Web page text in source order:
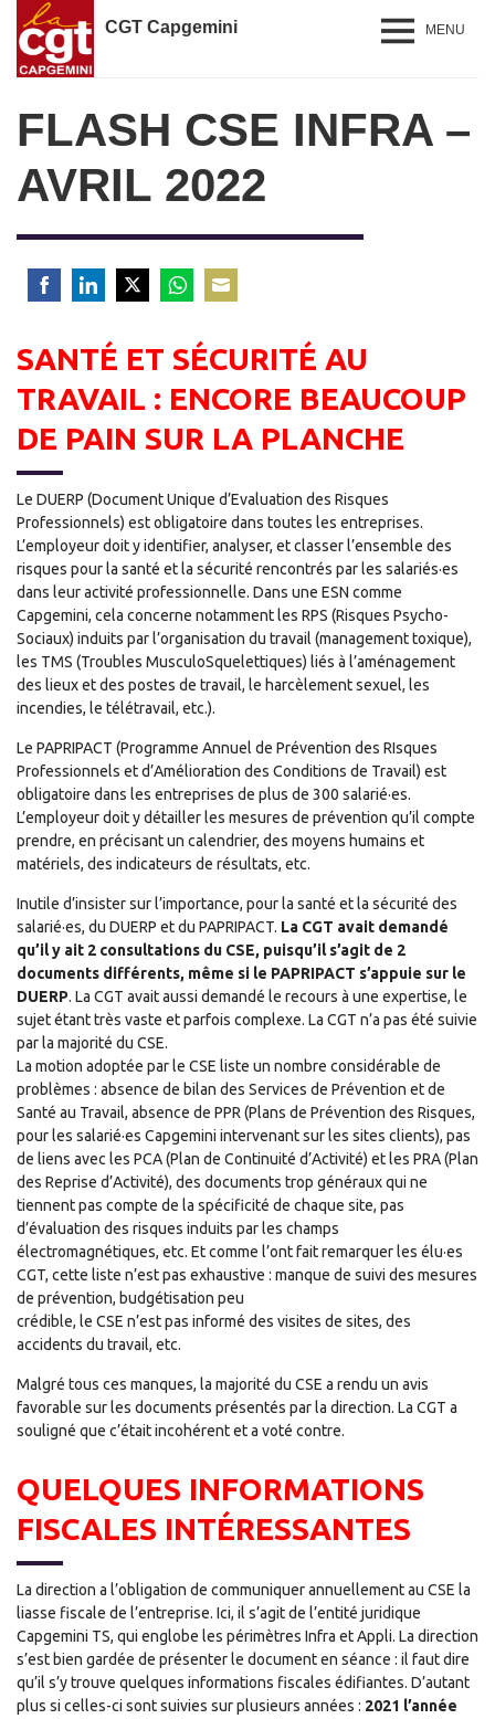
CGT Capgemini MENU
FLASH CSE INFRA –
AVRIL 2022
FacebookLinkedInTwitterWhatsApp
Email
SANTÉ ET SÉCURITÉ AU
TRAVAIL : ENCORE BEAUCOUP
DE PAIN SUR LA PLANCHE
Le DUERP (Document Unique d’Evaluation des Risques
Professionnels) est obligatoire dans toutes les entreprises.
L’employeur doit y identifier, analyser, et classer l’ensemble des
risques pour la santé et la sécurité rencontrés par les salariés·es
dans leur activité professionnelle. Dans une ESN comme
Capgemini, cela concerne notamment les RPS (Risques Psycho-
Sociaux) induits par l’organisation du travail (management toxique),
les TMS (Troubles MusculoSquelettiques) liés à l’aménagement
des lieux et des postes de travail, le harcèlement sexuel, les
incendies, le télétravail, etc.).
Le PAPRIPACT (Programme Annuel de Prévention des RIsques
Professionnels et d’Amélioration des Conditions de Travail) est
obligatoire dans les entreprises de plus de 300 salarié·es.
L’employeur doit y détailler les mesures de prévention qu’il compte
prendre, en précisant un calendrier, des moyens humains et
matériels, des indicateurs de résultats, etc.
Inutile d’insister sur l’importance, pour la santé et la sécurité des
salarié·es, du DUERP et du PAPRIPACT. La CGT avait demandé
qu’il y ait 2 consultations du CSE, puisqu’il s’agit de 2
documents différents, même si le PAPRIPACT s’appuie sur le
DUERP. La CGT avait aussi demandé le recours à une expertise, le
sujet étant très vaste et parfois complexe. La CGT n’a pas été suivie
par la majorité du CSE.
La motion adoptée par le CSE liste un nombre considérable de
problèmes : absence de bilan des Services de Prévention et de
Santé au Travail, absence de PPR (Plans de Prévention des Risques,
pour les salarié·es Capgemini intervenant sur les sites clients), pas
de liens avec les PCA (Plan de Continuité d’Activité) et les PRA (Plan
des Reprise d’Activité), des documents trop généraux qui ne
tiennent pas compte de la spécificité de chaque site, pas
d’évaluation des risques induits par les champs
électromagnétiques, etc. Et comme l’ont fait remarquer les élu·es
CGT, cette liste n’est pas exhaustive : manque de suivi des mesures
de prévention, budgétisation peu
crédible, le CSE n’est pas informé des visites de sites, des
accidents du travail, etc.
Malgré tous ces manques, la majorité du CSE a rendu un avis
favorable sur les documents présentés par la direction. La CGT a
souligné que c’était incohérent et a voté contre.
QUELQUES INFORMATIONS
FISCALES INTÉRESSANTES
La direction a l’obligation de communiquer annuellement au CSE la
liasse fiscale de l’entreprise. Ici, il s’agit de l’entité juridique
Capgemini TS, qui englobe les périmètres Infra et Appli. La direction
s’est bien gardée de présenter le document en séance : il faut dire
qu’il s’y trouve quelques informations fiscales édifiantes. D’autant
plus si celles-ci sont suivies sur plusieurs années : 2021 l’année